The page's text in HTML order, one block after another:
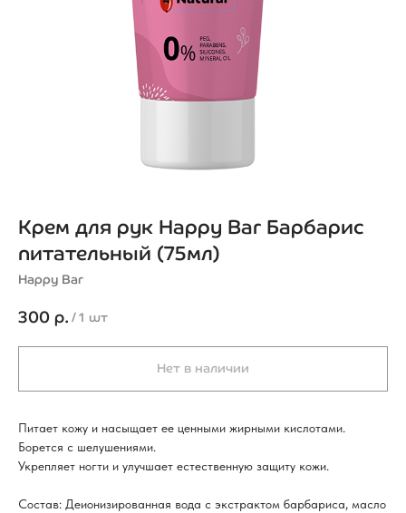
Крем для рук Happy Bar Барбарис
питательный (75мл)
Happy Bar
300 р. /1 шт
Нет в наличии
Питает кожу и насыщает ее ценными жирными кислотами.
Борется с шелушениями.
Укрепляет ногти и улучшает естественную защиту кожи.
Состав: Деионизированная вода с экстрактом барбариса, масло